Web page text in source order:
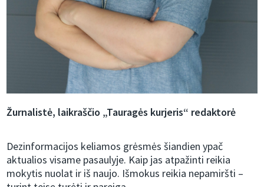
Žurnalistė, laikraščio „Tauragės kurjeris“ redaktorė
Dezinformacijos keliamos grėsmės šiandien ypač
aktualios visame pasaulyje. Kaip jas atpažinti reikia
mokytis nuolat ir iš naujo. Išmokus reikia nepamiršti –